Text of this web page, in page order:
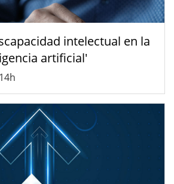
intelectual en la
artificial'
14h